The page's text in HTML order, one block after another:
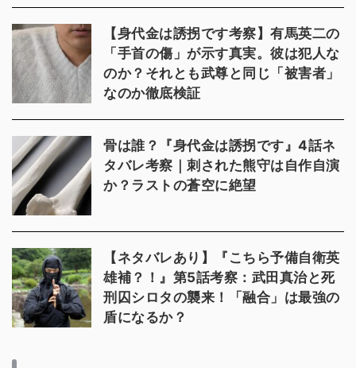
【身代金は誘拐です考察】有馬英二の
「手首の傷」が示す真実。彼は犯人な
のか？それとも武尊と同じ「被害者」
なのか徹底検証
骨は誰？『身代金は誘拐です』4話ネ
タバレ考察｜刺された熊守は自作自演
か？ラストの蒼空に絶望
【ネタバレあり】『こちら予備自衛英
雄補？！』第5話考察：武田真治と死
刑囚シロタの襲来！「融合」は最強の
盾になるか？